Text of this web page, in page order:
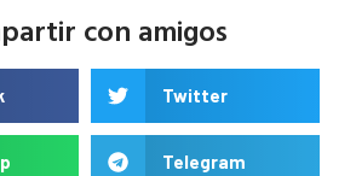
con amigos
Twitter
Telegram